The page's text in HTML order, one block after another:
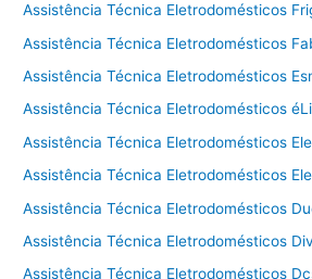
Assistência Técnica Eletrodomésticos
Assistência Técnica Eletrodomésticos
Assistência Técnica Eletrodomésticos
Assistência Técnica Eletrodomésticos
Assistência Técnica Eletrodomésticos
Assistência Técnica Eletrodomésticos
Assistência Técnica Eletrodomésticos
Assistência Técnica Eletrodomésticos
Assistência Técnica Eletrodomésticos